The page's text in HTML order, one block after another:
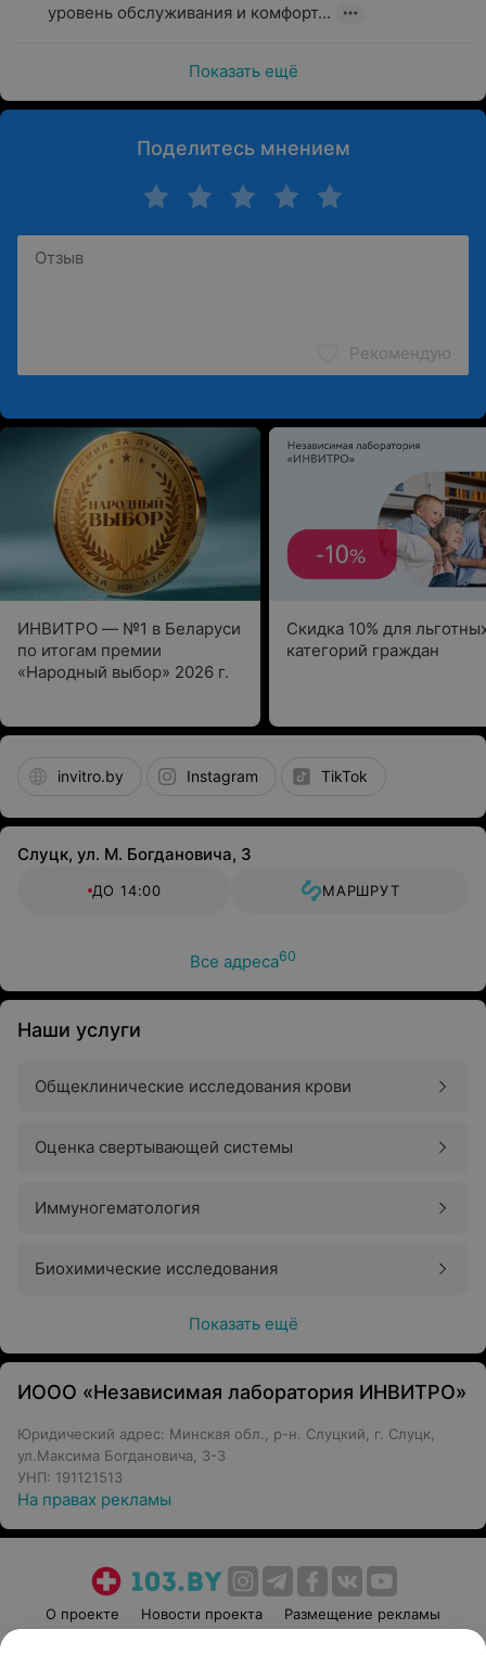
уровень обслуживания и комфорт...
Показать ещё
Поделитесь мнением
Рекомендую
ИНВИТРО — №1 в Беларуси
по итогам премии
«Народный выбор» 2026 г.
Скидка 10% для
категорий граждан
invitro.by Instagram TikTok
Слуцк, ул. М. Богдановича, 3
ДО 14:00 МАРШРУТ
Все адреса60
Наши услуги
Общеклинические исследования крови
Оценка свертывающей системы
Иммуногематология
Биохимические исследования
Показать ещё
ИООО «Независимая лаборатория ИНВИТРО»
Юридический адрес: Минская обл., р-н. Слуцкий, г. Слуцк,
ул.Максима Богдановича, 3-3
УНП: 191121513
На правах рекламы
О проекте Новости проекта
Размещение рекламы